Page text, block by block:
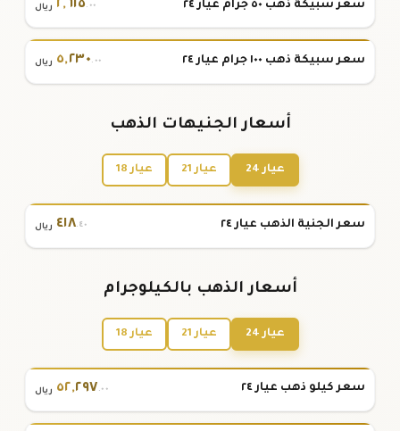
سعر سبيكة ذهب ٥٠ جرام عيار ٢٤ ٢,٦١٥.٠٠ ريال
سعر سبيكة ذهب ١٠٠ جرام عيار ٢٤ ٥,٢٣٠.٠٠ ريال
أسعار الجنيهات الذهب
عيار 24 عيار 21 عيار 18
سعر الجنية الذهب عيار ٢٤ ٤١٨.٤٠ ريال
أسعار الذهب بالكيلوجرام
عيار 24 عيار 21 عيار 18
سعر كيلو ذهب عيار ٢٤ ٥٢,٢٩٧.٠٠ ريال